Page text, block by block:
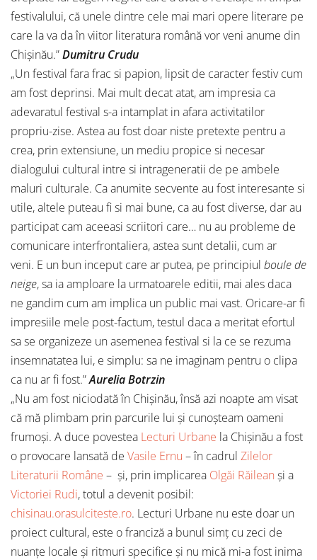
festivalului, că unele dintre cele mai mari opere literare pe
care la va da în viitor literatura română vor veni anume din
Chișinău.”Dumitru Crudu
„Un festival fara frac si papion, lipsit de caracter festiv cum
am fost deprinsi. Mai mult decat atat, am impresia ca
adevaratul festival s-a intamplat in afara activitatilor
propriu-zise. Astea au fost doar niste pretexte pentru a
crea, prin extensiune, un mediu propice si necesar
dialogului cultural intre si intrageneratii de pe ambele
maluri culturale. Ca anumite secvente au fost interesante si
utile, altele puteau fi si mai bune, ca au fost diverse, dar au
participat cam aceeasi scriitori care… nu au probleme de
comunicare interfrontaliera, astea sunt detalii, cum ar
veni. E un bun inceput care ar putea, pe principiul boule de
neige, sa ia amploare la urmatoarele editii, mai ales daca
ne gandim cum am implica un public mai vast. Oricare-ar fi
impresiile mele post-factum, testul daca a meritat efortul
sa se organizeze un asemenea festival si la ce se rezuma
insemnatatea lui, e simplu: sa ne imaginam pentru o clipa
ca nu ar fi fost.”Aurelia Botrzin
„Nu am fost niciodată în Chișinău, însă azi noapte am visat
că mă plimbam prin parcurile lui și cunoșteam oameni
frumoși. A duce povestea Lecturi Urbane la Chișinău a fost
o provocare lansată de Vasile Ernu – în cadrul Zilelor
Literaturii Române – și, prin implicarea Olgăi Răilean și a
Victoriei Rudi, totul a devenit posibil:
chisinau.orasulciteste.ro. Lecturi Urbane nu este doar un
proiect cultural, este o franciză a bunul simț cu zeci de
nuanțe locale și ritmuri specifice și nu mică mi-a fost inima